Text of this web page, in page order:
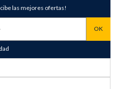
las mejores ofertas!